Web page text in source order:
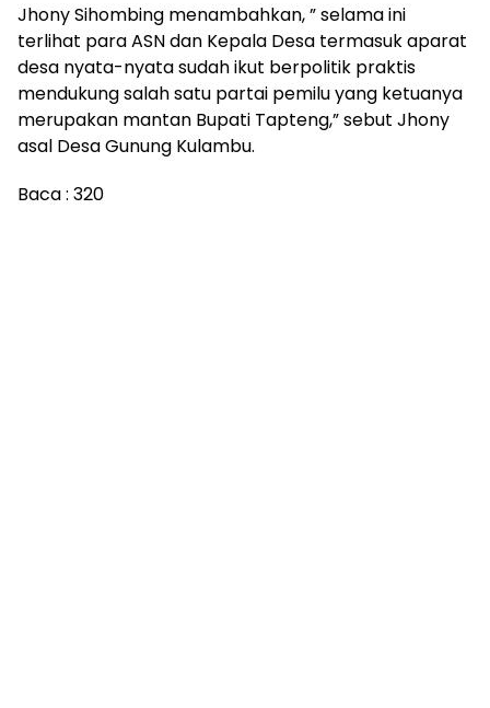
Jhony Sihombing menambahkan, ” selama ini
terlihat para ASN dan Kepala Desa termasuk aparat
desa nyata-nyata sudah ikut berpolitik praktis
mendukung salah satu partai pemilu yang ketuanya
merupakan mantan Bupati Tapteng,” sebut Jhony
asal Desa Gunung Kulambu.
Baca : 320